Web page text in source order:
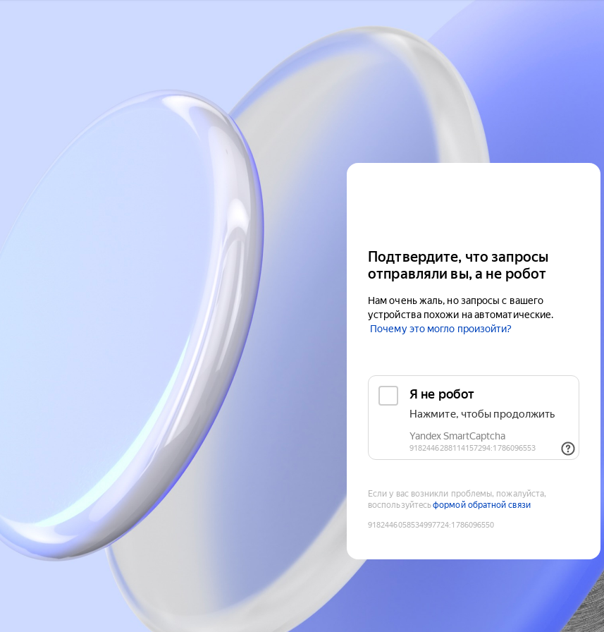
Подтвердите, что запросы
отправляли вы, а не робот
Нам очень жаль, но запросы с вашего
устройства похожи на автоматические.
Почему это могло произойти?
Если у вас возникли проблемы, пожалуйста,
воспользуйтесьформой обратной связи
9182446058534997724:1786096550